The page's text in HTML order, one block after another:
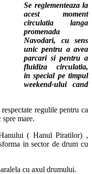
Se reglementeaza la
acest moment
circulatia langa
promenada
Navodari, cu sens
unic pentru a avea
parcari si pentru a
fluidiza circulatia,
in special pe timpul
weekend-ului cand
regulile pentru ca
mare.
( Hanul Piratilor) ,
in sector de drum cu
cu axul drumului.